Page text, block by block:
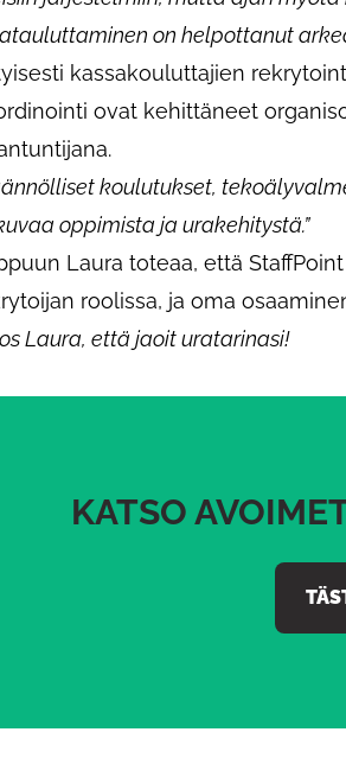
on helpottanut
kassakouluttajien
ovat kehittäneet
koulutukset,
oppimista ja urakehitystä.”
Laura toteaa, että
roolissa, ja oma
Laura, että jaoit uratarinasi!
KATSO